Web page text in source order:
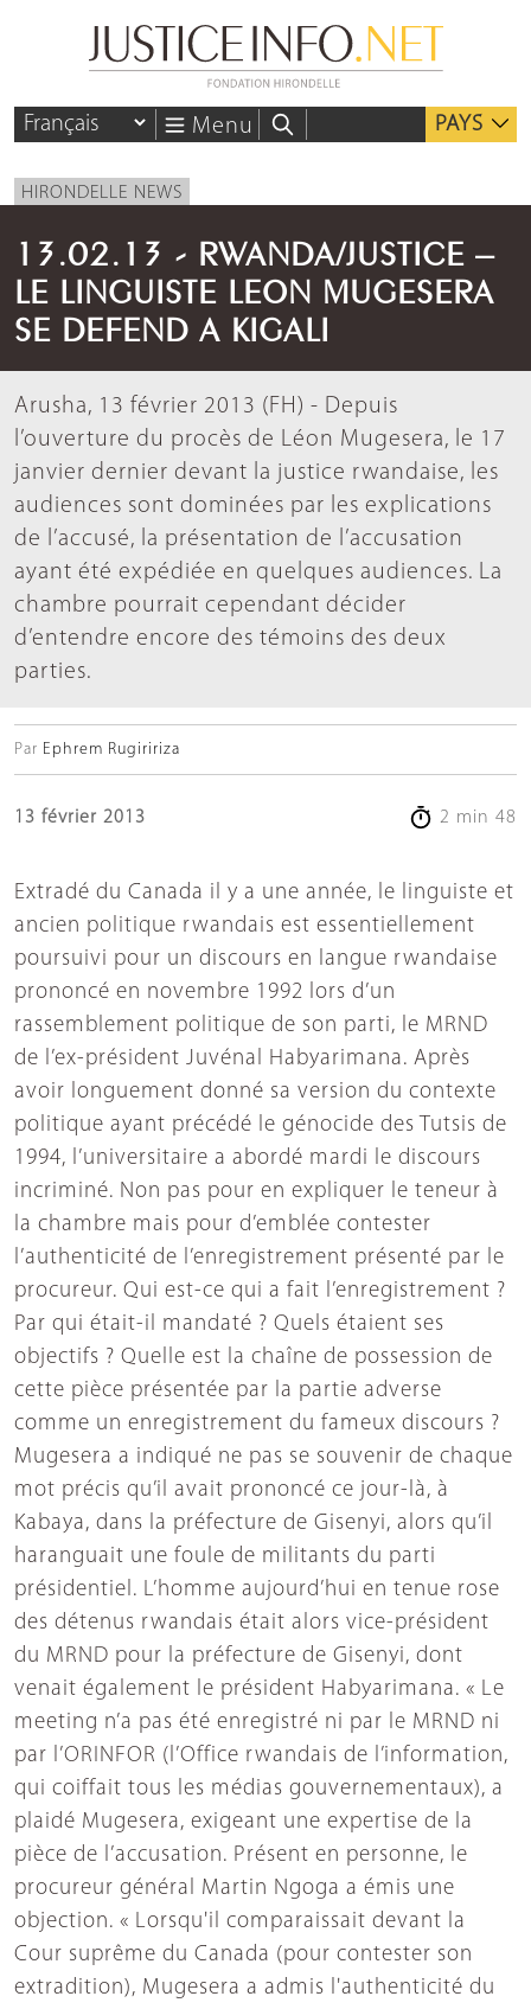
Menu PAYS
HIRONDELLE NEWS
13.02.13 - RWANDA/JUSTICE –
LE LINGUISTE LEON MUGESERA
SE DEFEND A KIGALI
Arusha, 13 février 2013 (FH) - Depuis
l’ouverture du procès de Léon Mugesera, le 17
janvier dernier devant la justice rwandaise, les
audiences sont dominées par les explications
de l’accusé, la présentation de l’accusation
ayant été expédiée en quelques audiences. La
chambre pourrait cependant décider
d’entendre encore des témoins des deux
parties.
Par Ephrem Rugiririza
13 février 2013 2 min 48
Extradé du Canada il y a une année, le linguiste et
ancien politique rwandais est essentiellement
poursuivi pour un discours en langue rwandaise
prononcé en novembre 1992 lors d’un
rassemblement politique de son parti, le MRND
de l’ex-président Juvénal Habyarimana. Après
avoir longuement donné sa version du contexte
politique ayant précédé le génocide des Tutsis de
1994, l’universitaire a abordé mardi le discours
incriminé. Non pas pour en expliquer le teneur à
la chambre mais pour d’emblée contester
l’authenticité de l’enregistrement présenté par le
procureur. Qui est-ce qui a fait l’enregistrement ?
Par qui était-il mandaté ? Quels étaient ses
objectifs ? Quelle est la chaîne de possession de
cette pièce présentée par la partie adverse
comme un enregistrement du fameux discours ?
Mugesera a indiqué ne pas se souvenir de chaque
mot précis qu’il avait prononcé ce jour-là, à
Kabaya, dans la préfecture de Gisenyi, alors qu’il
haranguait une foule de militants du parti
présidentiel. L’homme aujourd’hui en tenue rose
des détenus rwandais était alors vice-président
du MRND pour la préfecture de Gisenyi, dont
venait également le président Habyarimana. « Le
meeting n’a pas été enregistré ni par le MRND ni
par l’ORINFOR (l’Office rwandais de l’information,
qui coiffait tous les médias gouvernementaux), a
plaidé Mugesera, exigeant une expertise de la
pièce de l’accusation. Présent en personne, le
procureur général Martin Ngoga a émis une
objection. « Lorsqu'il comparaissait devant la
Cour suprême du Canada (pour contester son
extradition), Mugesera a admis l'authenticité du